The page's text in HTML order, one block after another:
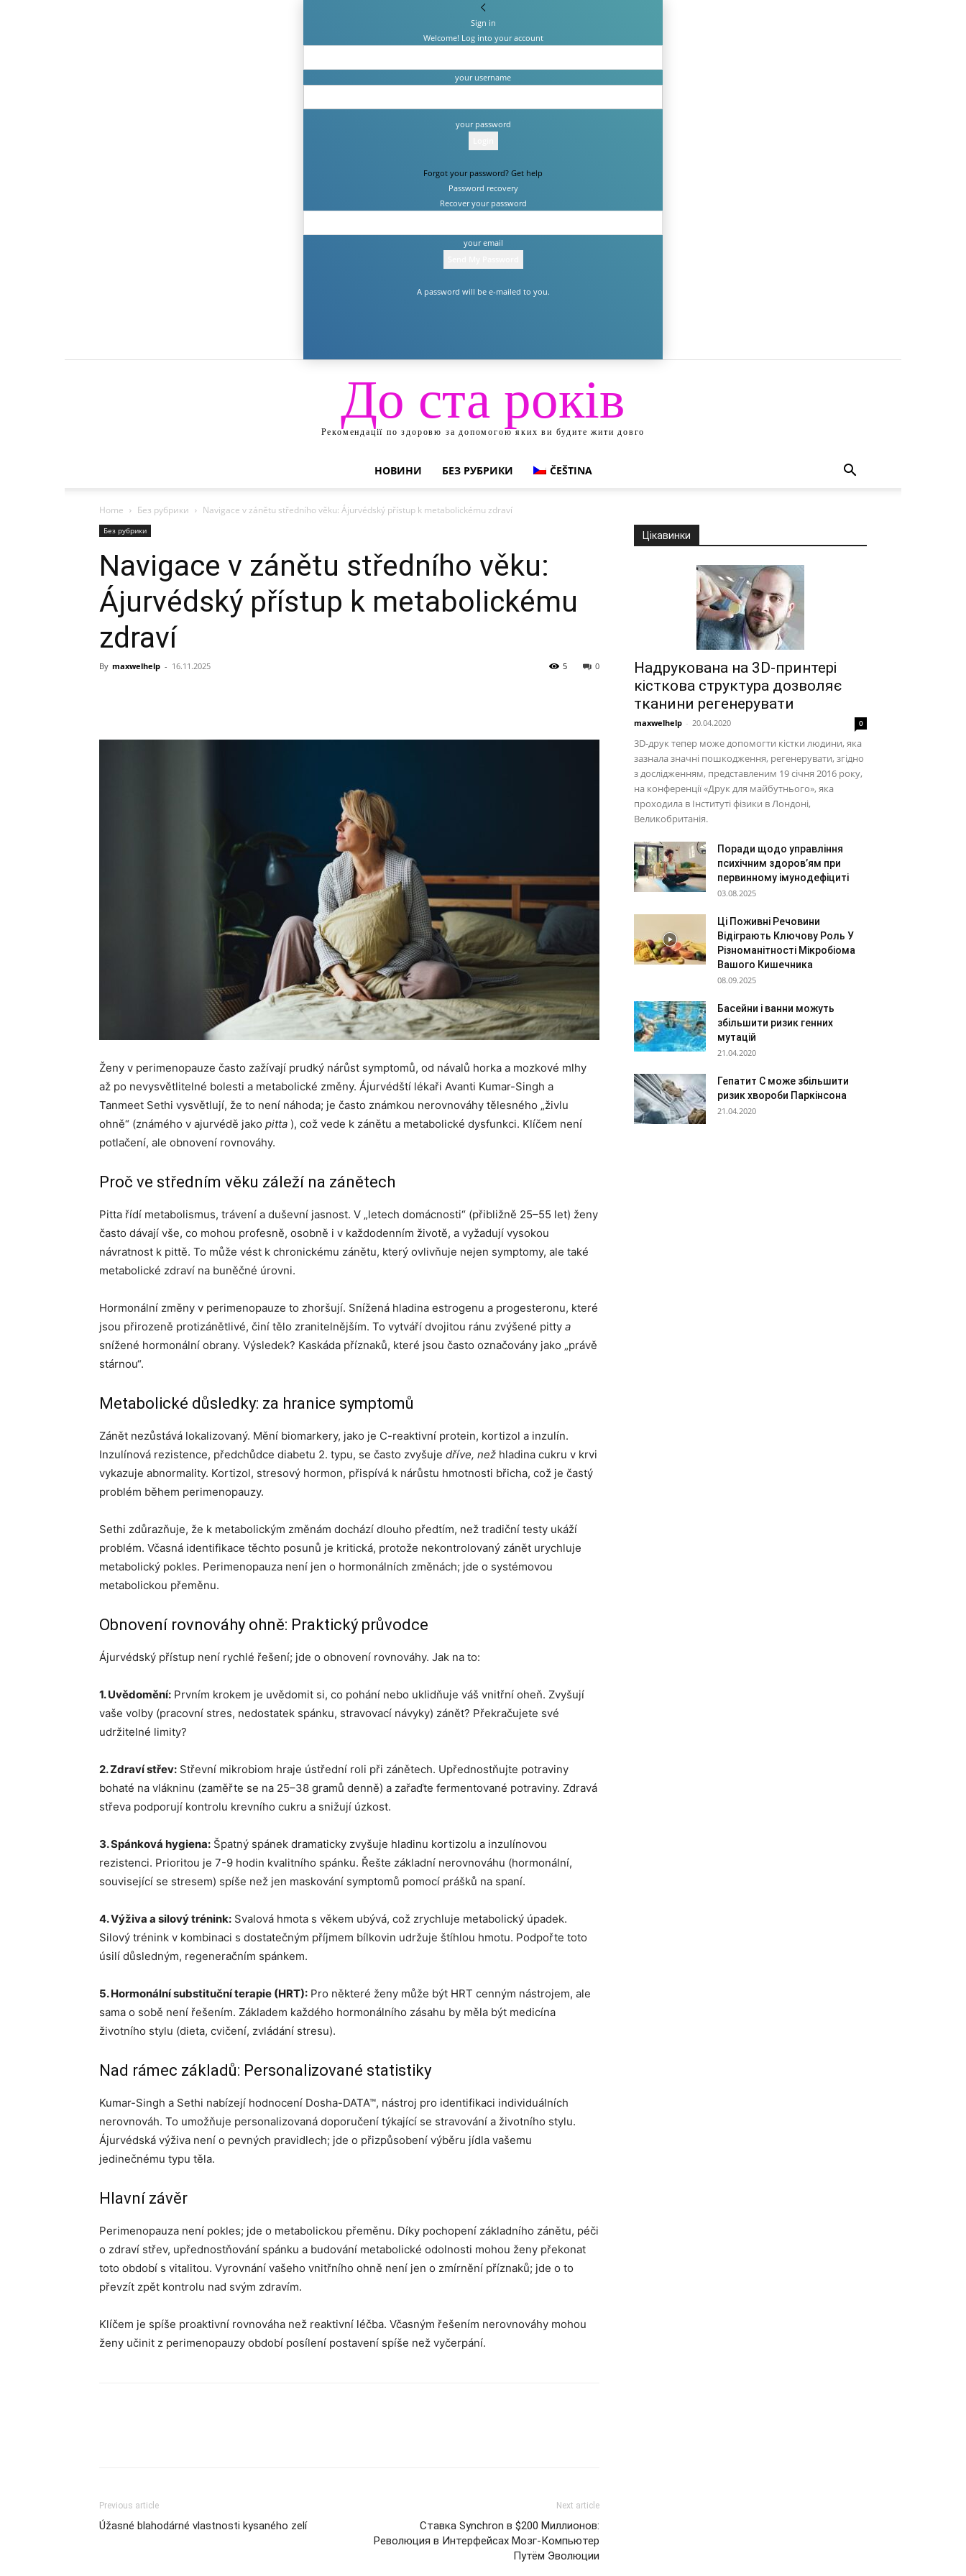
Sign in
Welcome! Log into your account
your username
your password
Forgot your password? Get help
Password recovery
Recover your password
your email
A password will be e-mailed to you.
До ста років
Рекомендації по здоровю за допомогою яких ви будите жити довго
НОВИНИ БЕЗ РУБРИКИ ČEŠTINA
Home Без рубрики Navigace v zánětu středního věku: Ájurvédský přístup k metabolickému zdraví
Без рубрики
Navigace v zánětu středního věku:
Ájurvédský přístup k metabolickému
zdraví
By maxwelhelp - 16.11.2025 0
5
Ženy v perimenopauze často zažívají prudký nárůst symptomů, od návalů horka a mozkové mlhy
až po nevysvětlitelné bolesti a metabolické změny. Ájurvédští lékaři Avanti Kumar-Singh a
Tanmeet Sethi vysvětlují, že to není náhoda; je často známkou nerovnováhy tělesného „živlu
ohně“ (známého v ajurvédě jako pitta ), což vede k zánětu a metabolické dysfunkci. Klíčem není
potlačení, ale obnovení rovnováhy.
Proč ve středním věku záleží na zánětech
Pitta řídí metabolismus, trávení a duševní jasnost. V „letech domácnosti“ (přibližně 25–55 let) ženy
často dávají vše, co mohou profesně, osobně i v každodenním životě, a vyžadují vysokou
návratnost k pittě. To může vést k chronickému zánětu, který ovlivňuje nejen symptomy, ale také
metabolické zdraví na buněčné úrovni.
Hormonální změny v perimenopauze to zhoršují. Snížená hladina estrogenu a progesteronu, které
jsou přirozeně protizánětlivé, činí tělo zranitelnějším. To vytváří dvojitou ránu zvýšené pitty a
snížené hormonální obrany. Výsledek? Kaskáda příznaků, které jsou často označovány jako „právě
stárnou“.
Metabolické důsledky: za hranice symptomů
Zánět nezůstává lokalizovaný. Mění biomarkery, jako je C-reaktivní protein, kortizol a inzulín.
Inzulínová rezistence, předchůdce diabetu 2. typu, se často zvyšuje dříve, než hladina cukru v krvi
vykazuje abnormality. Kortizol, stresový hormon, přispívá k nárůstu hmotnosti břicha, což je častý
problém během perimenopauzy.
Sethi zdůrazňuje, že k metabolickým změnám dochází dlouho předtím, než tradiční testy ukáží
problém. Včasná identifikace těchto posunů je kritická, protože nekontrolovaný zánět urychluje
metabolický pokles. Perimenopauza není jen o hormonálních změnách; jde o systémovou
metabolickou přeměnu.
Obnovení rovnováhy ohně: Praktický průvodce
Ájurvédský přístup není rychlé řešení; jde o obnovení rovnováhy. Jak na to:
1. Uvědomění: Prvním krokem je uvědomit si, co pohání nebo uklidňuje váš vnitřní oheň. Zvyšují
vaše volby (pracovní stres, nedostatek spánku, stravovací návyky) zánět? Překračujete své
udržitelné limity?
2. Zdraví střev: Střevní mikrobiom hraje ústřední roli při zánětech. Upřednostňujte potraviny
bohaté na vlákninu (zaměřte se na 25–38 gramů denně) a zařaďte fermentované potraviny. Zdravá
střeva podporují kontrolu krevního cukru a snižují úzkost.
3. Spánková hygiena: Špatný spánek dramaticky zvyšuje hladinu kortizolu a inzulínovou
rezistenci. Prioritou je 7-9 hodin kvalitního spánku. Řešte základní nerovnováhu (hormonální,
související se stresem) spíše než jen maskování symptomů pomocí prášků na spaní.
4. Výživa a silový trénink: Svalová hmota s věkem ubývá, což zrychluje metabolický úpadek.
Silový trénink v kombinaci s dostatečným příjmem bílkovin udržuje štíhlou hmotu. Podpořte toto
úsilí důsledným, regeneračním spánkem.
5. Hormonální substituční terapie (HRT): Pro některé ženy může být HRT cenným nástrojem, ale
sama o sobě není řešením. Základem každého hormonálního zásahu by měla být medicína
životního stylu (dieta, cvičení, zvládání stresu).
Nad rámec základů: Personalizované statistiky
Kumar-Singh a Sethi nabízejí hodnocení Dosha-DATA™, nástroj pro identifikaci individuálních
nerovnováh. To umožňuje personalizovaná doporučení týkající se stravování a životního stylu.
Ájurvédská výživa není o pevných pravidlech; jde o přizpůsobení výběru jídla vašemu
jedinečnému typu těla.
Hlavní závěr
Perimenopauza není pokles; jde o metabolickou přeměnu. Díky pochopení základního zánětu, péči
o zdraví střev, upřednostňování spánku a budování metabolické odolnosti mohou ženy překonat
toto období s vitalitou. Vyrovnání vašeho vnitřního ohně není jen o zmírnění příznaků; jde o to
převzít zpět kontrolu nad svým zdravím.
Klíčem je spíše proaktivní rovnováha než reaktivní léčba. Včasným řešením nerovnováhy mohou
ženy učinit z perimenopauzy období posílení postavení spíše než vyčerpání.
Previous article
Úžasné blahodárné vlastnosti kysaného zelí
Next article
Ставка Synchron в $200 Миллионов:
Революция в Интерфейсах Мозг-Компьютер
Путём Эволюции
Цікавинки
Надрукована на 3D-принтері
кісткова структура дозволяє
тканини регенерувати
maxwelhelp - 20.04.2020 0
3D-друк тепер може допомогти кістки людини, яка
зазнала значні пошкодження, регенерувати, згідно
з дослідженням, представленим 19 січня 2016 року,
на конференції «Друк для майбутнього», яка
проходила в Інституті фізики в Лондоні,
Великобританія.
Поради щодо управління
психічним здоров’ям при
первинному імунодефіциті
03.08.2025
Ці Поживні Речовини
Відіграють Ключову Роль У
Різноманітності Мікробіома
Вашого Кишечника
08.09.2025
Басейни і ванни можуть
збільшити ризик генних
мутацій
21.04.2020
Гепатит C може збільшити
ризик хвороби Паркінсона
21.04.2020